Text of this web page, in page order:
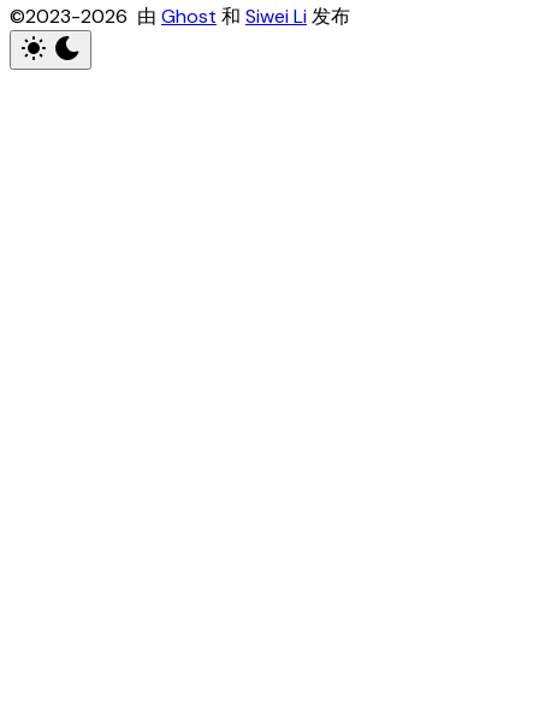
©2023-2026 由 Ghost 和 Siwei Li发布